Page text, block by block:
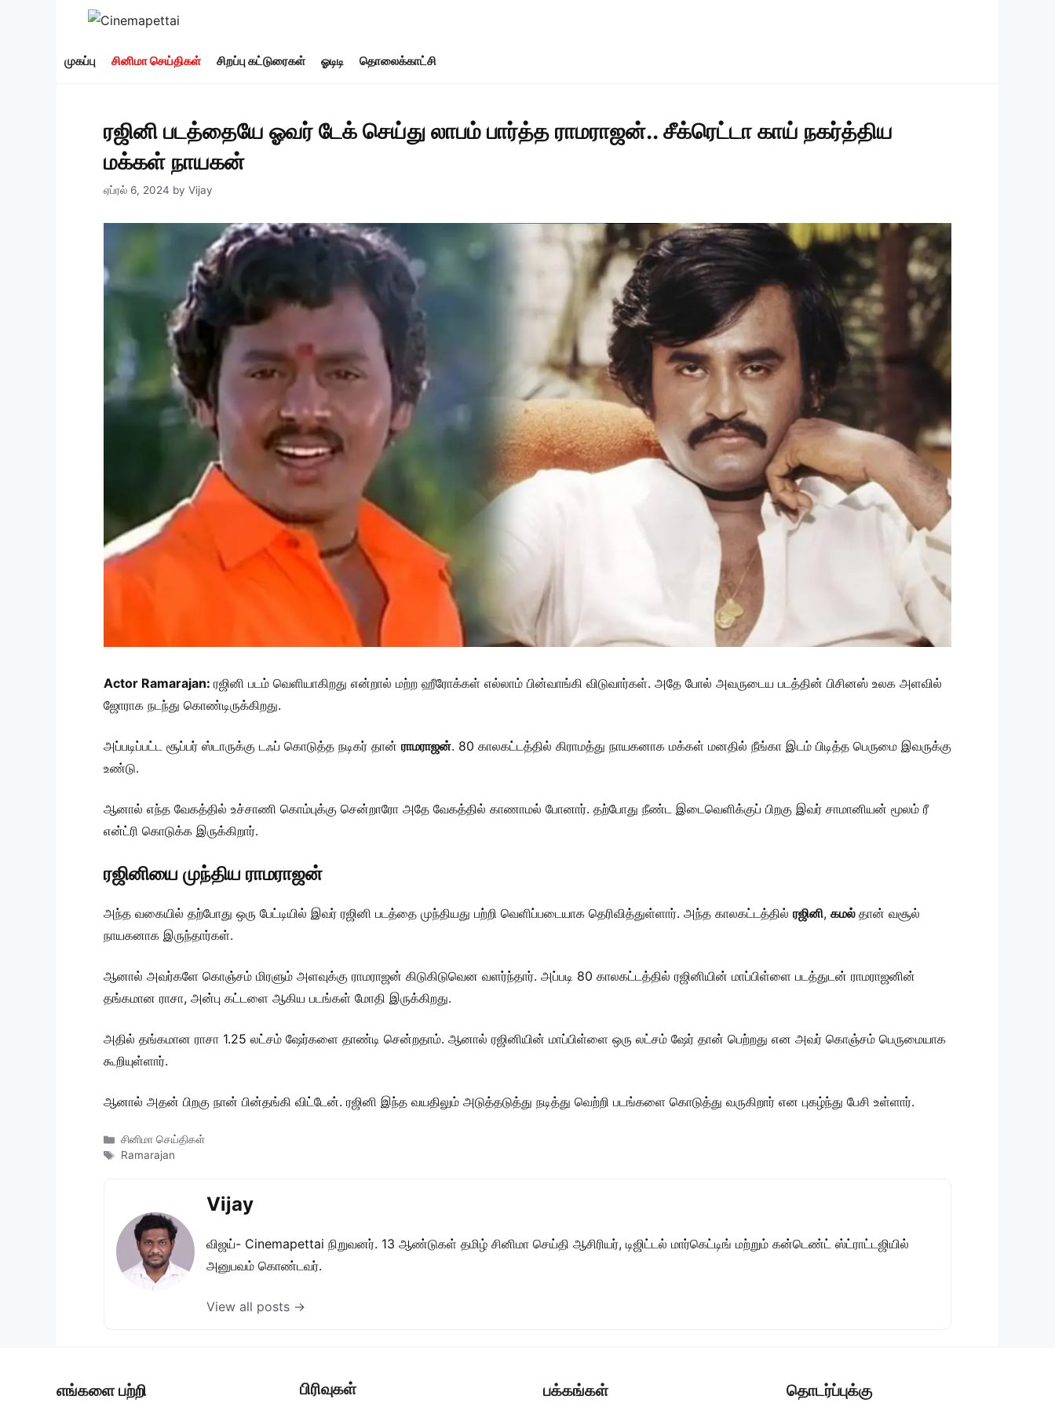
முகப்பு சினிமா செய்திகள் சிறப்பு கட்டுரைகள் ஓடிடி தொலைக்காட்சி
ரஜினி படத்தையே ஓவர் டேக் செய்து லாபம் பார்த்த ராமராஜன்.. சீக்ரெட்டா காய் நகர்த்திய
மக்கள் நாயகன்
ஏப்ரல் 6, 2024 by Vijay
Actor Ramarajan: ரஜினி படம் வெளியாகிறது என்றால் மற்ற ஹீரோக்கள் எல்லாம் பின்வாங்கி விடுவார்கள். அதே போல் அவருடைய படத்தின் பிசினஸ் உலக அளவில்
ஜோராக நடந்து கொண்டிருக்கிறது.
அப்படிப்பட்ட சூப்பர் ஸ்டாருக்கு டஃப் கொடுத்த நடிகர் தான் ராமராஜன். 80 காலகட்டத்தில் கிராமத்து நாயகனாக மக்கள் மனதில் நீங்கா இடம் பிடித்த பெருமை இவருக்கு
உண்டு.
ஆனால் எந்த வேகத்தில் உச்சாணி கொம்புக்கு சென்றாரோ அதே வேகத்தில் காணாமல் போனார். தற்போது நீண்ட இடைவெளிக்குப் பிறகு இவர் சாமானியன் மூலம் ரீ
என்ட்ரி கொடுக்க இருக்கிறார்.
ரஜினியை முந்திய ராமராஜன்
அந்த வகையில் தற்போது ஒரு பேட்டியில் இவர் ரஜினி படத்தை முந்தியது பற்றி வெளிப்படையாக தெரிவித்துள்ளார். அந்த காலகட்டத்தில் ரஜினி, கமல் தான் வசூல்
நாயகனாக இருந்தார்கள்.
ஆனால் அவர்களே கொஞ்சம் மிரளும் அளவுக்கு ராமராஜன் கிடுகிடுவென வளர்ந்தார். அப்படி 80 காலகட்டத்தில் ரஜினியின் மாப்பிள்ளை படத்துடன் ராமராஜனின்
தங்கமான ராசா, அன்பு கட்டளை ஆகிய படங்கள் மோதி இருக்கிறது.
அதில் தங்கமான ராசா 1.25 லட்சம் ஷேர்களை தாண்டி சென்றதாம். ஆனால் ரஜினியின் மாப்பிள்ளை ஒரு லட்சம் ஷேர் தான் பெற்றது என அவர் கொஞ்சம் பெருமையாக
கூறியுள்ளார்.
ஆனால் அதன் பிறகு நான் பின்தங்கி விட்டேன். ரஜினி இந்த வயதிலும் அடுத்தடுத்து நடித்து வெற்றி படங்களை கொடுத்து வருகிறார் என புகழ்ந்து பேசி உள்ளார்.
Categories
சினிமா செய்திகள்
Tags
Ramarajan
Vijay
விஜய்- Cinemapettai நிறுவனர். 13 ஆண்டுகள் தமிழ் சினிமா செய்தி ஆசிரியர், டிஜிட்டல் மார்கெட்டிங் மற்றும் கன்டெண்ட் ஸ்ட்ராட்டஜியில்
அனுபவம் கொண்டவர்.
View all posts →
எங்களை பற்றி பிரிவுகள் பக்கங்கள் தொடர்ப்புக்கு